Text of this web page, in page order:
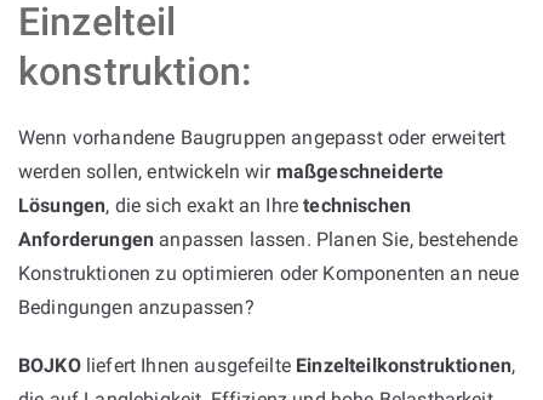
Einzelteil
konstruktion:
Wenn vorhandene Baugruppen angepasst oder erweitert
werden sollen, entwickeln wir maßgeschneiderte
Lösungen, die sich exakt an Ihretechnischen
Anforderungen anpassen lassen. Planen Sie, bestehende
Konstruktionen zu optimieren oder Komponenten an neue
Bedingungen anzupassen?
BOJKOliefert Ihnen ausgefeilte Einzelteilkonstruktionen,